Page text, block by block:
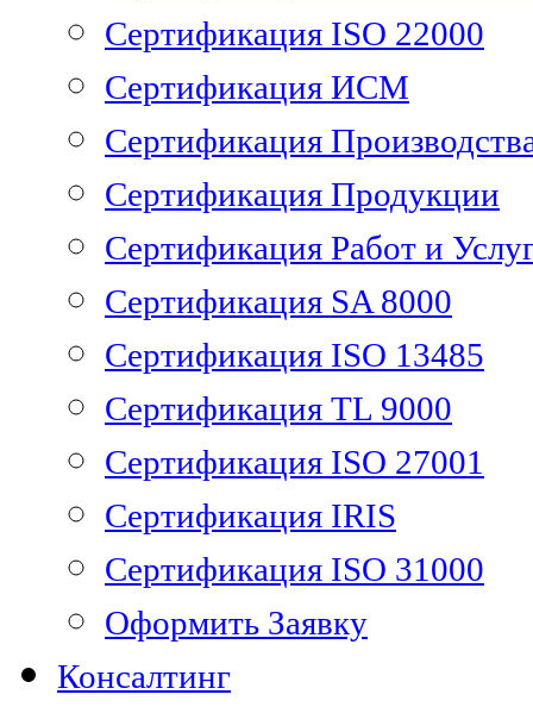
Сертификация ISO 22000
Сертификация ИСМ
Сертификация
Сертификация Продукции
Сертификация Работ и
Сертификация SA 8000
Сертификация ISO 13485
Сертификация TL 9000
Сертификация ISO 27001
Сертификация IRIS
Сертификация ISO 31000
Оформить Заявку
Консалтинг